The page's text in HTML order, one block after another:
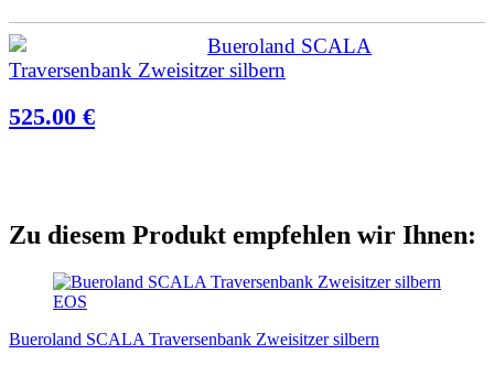
Bueroland SCALA
Traversenbank Zweisitzer silbern
525.00 €
Zu diesem Produkt empfehlen wir Ihnen:
EOS
Bueroland SCALA Traversenbank Zweisitzer silbern